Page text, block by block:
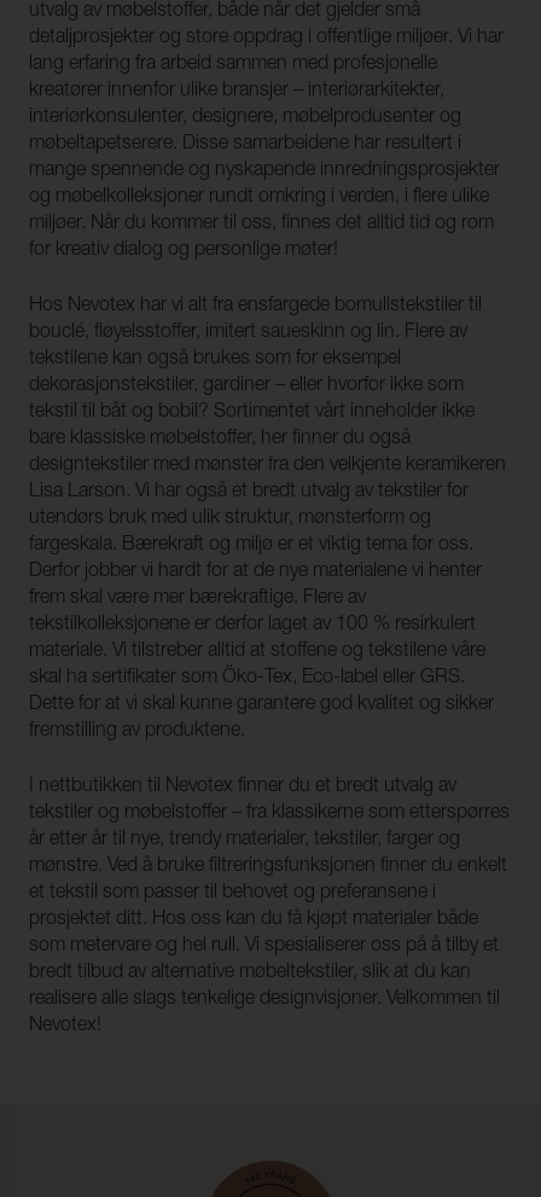
utvalg av møbelstoffer, både når det gjelder små
detaljprosjekter og store oppdrag i offentlige miljøer. Vi har
lang erfaring fra arbeid sammen med profesjonelle
kreatører innenfor ulike bransjer – interiørarkitekter,
interiørkonsulenter, designere, møbelprodusenter og
møbeltapetserere. Disse samarbeidene har resultert i
mange spennende og nyskapende innredningsprosjekter
og møbelkolleksjoner rundt omkring i verden, i flere ulike
miljøer. Når du kommer til oss, finnes det alltid tid og rom
for kreativ dialog og personlige møter!
Hos Nevotex har vi alt fra ensfargede bomullstekstiler til
bouclé, fløyelsstoffer, imitert saueskinn og lin. Flere av
tekstilene kan også brukes som for eksempel
dekorasjonstekstiler, gardiner – eller hvorfor ikke som
tekstil til båt og bobil? Sortimentet vårt inneholder ikke
bare klassiske møbelstoffer, her finner du også
designtekstiler med mønster fra den velkjente keramikeren
Lisa Larson. Vi har også et bredt utvalg av tekstiler for
utendørs bruk med ulik struktur, mønsterform og
fargeskala. Bærekraft og miljø er et viktig tema for oss.
Derfor jobber vi hardt for at de nye materialene vi henter
frem skal være mer bærekraftige. Flere av
tekstilkolleksjonene er derfor laget av 100 % resirkulert
materiale. Vi tilstreber alltid at stoffene og tekstilene våre
skal ha sertifikater som Öko-Tex, Eco-label eller GRS.
Dette for at vi skal kunne garantere god kvalitet og sikker
fremstilling av produktene.
I nettbutikken til Nevotex finner du et bredt utvalg av
tekstiler og møbelstoffer – fra klassikerne som etterspørres
år etter år til nye, trendy materialer, tekstiler, farger og
mønstre. Ved å bruke filtreringsfunksjonen finner du enkelt
et tekstil som passer til behovet og preferansene i
prosjektet ditt. Hos oss kan du få kjøpt materialer både
som metervare og hel rull. Vi spesialiserer oss på å tilby et
bredt tilbud av alternative møbeltekstiler, slik at du kan
realisere alle slags tenkelige designvisjoner. Velkommen til
Nevotex!